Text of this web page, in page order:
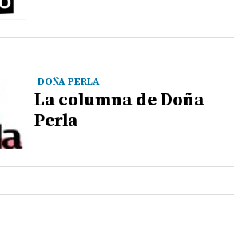
DOÑA PERLA
La columna de Doña
Perla